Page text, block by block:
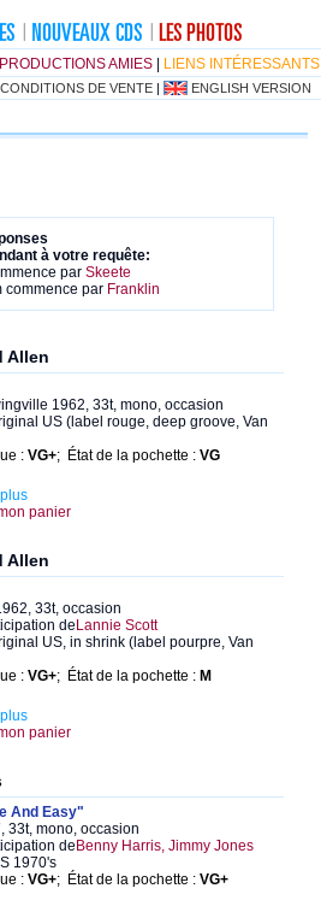
PRODUCTIONS AMIES LIENS INTÉRESSANTS
CONDITIONS DE VENTE | ENGLISH VERSION
à votre requête:
par Skeete
commence par Franklin
Allen
1962, 33t, mono, occasion
US (label rouge, deep groove, Van
: VG+; État de la pochette : VG
panier
Allen
33t, occasion
de Lannie Scott
US, in shrink (label pourpre, Van
: VG+; État de la pochette : M
panier
And Easy"
33t, mono, occasion
de Benny Harris, Jimmy Jones
1970's
: VG+; État de la pochette : VG+